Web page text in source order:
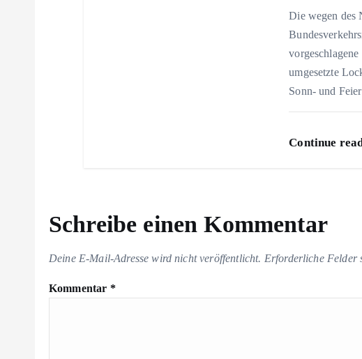
Die wegen des
umgesetzte
Sonn- und
Continue
Schreibe einen Kommentar
Deine E-Mail-Adresse wird nicht veröffentlicht. Erforderliche Felder
Kommentar *